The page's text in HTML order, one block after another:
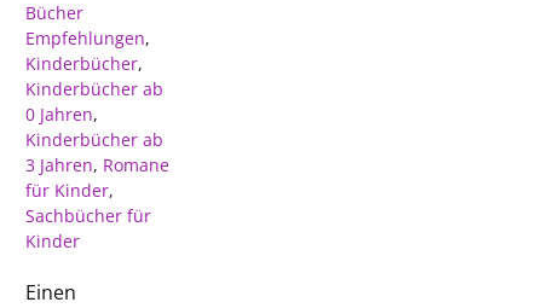
Bücher
Empfehlungen,
Kinderbücher,
Kinderbücher ab
0 Jahren,
Kinderbücher ab
3 Jahren, Romane
für Kinder,
Sachbücher für
Kinder
Einen